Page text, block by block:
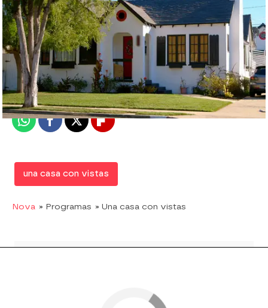
Nova
Madrid
Publicado:07 de febrero de 2018, 17:08
WhatsappFacebook
X Flipboard
una casa con vistas
Nova » Programas » Una casa con vistas